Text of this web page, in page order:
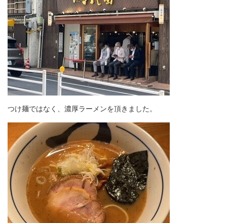
つけ麺ではなく、濃厚ラーメンを頂きました。